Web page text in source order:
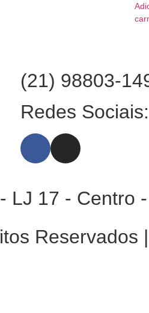
(21) 98803-
Redes Sociais:
LJ 17 - Centro
Reservados